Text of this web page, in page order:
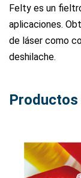
Felty es un
aplicaciones.
de láser como
deshilache.